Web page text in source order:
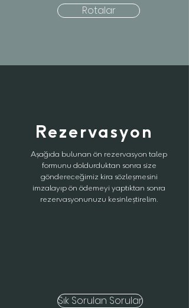
Rotalar
Rezervasyon
Aşağıda bulunan ön rezervasyon talep
formunu doldurduktan sonra size
göndereceğimiz kira sözleşmesini
imzalayıp ön ödemeyi yaptıktan sonra
rezervasyonunuzu kesinleştirelim.
Sık Sorulan Sorular